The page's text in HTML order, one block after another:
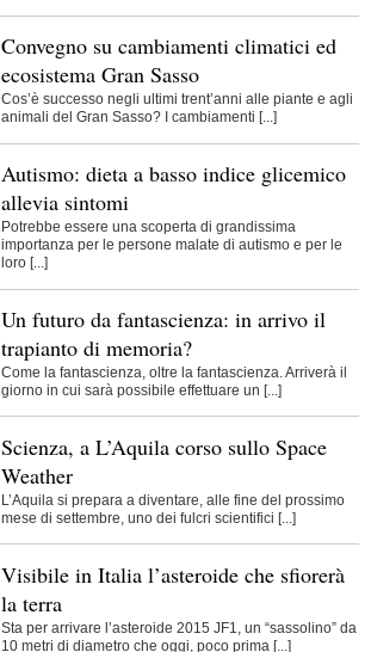
Convegno su cambiamenti climatici ed
ecosistema Gran Sasso
Cos’è successo negli ultimi trent’anni alle piante e agli
animali del Gran Sasso? I cambiamenti [...]
Autismo: dieta a basso indice glicemico
allevia sintomi
Potrebbe essere una scoperta di grandissima
importanza per le persone malate di autismo e per le
loro [...]
Un futuro da fantascienza: in arrivo il
trapianto di memoria?
Come la fantascienza, oltre la fantascienza. Arriverà il
giorno in cui sarà possibile effettuare un [...]
Scienza, a L’Aquila corso sullo Space
Weather
L’Aquila si prepara a diventare, alle fine del prossimo
mese di settembre, uno dei fulcri scientifici [...]
Visibile in Italia l’asteroide che sfiorerà
la terra
Sta per arrivare l’asteroide 2015 JF1, un “sassolino” da
10 metri di diametro che oggi, poco prima [...]